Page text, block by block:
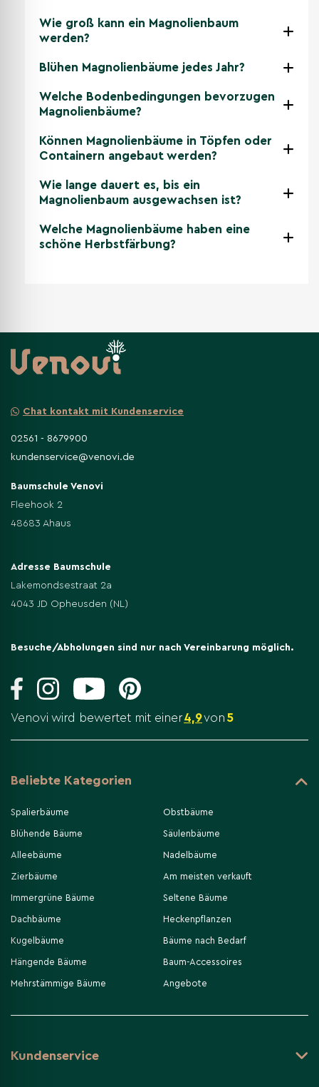
Wie groß kann ein Magnolienbaum
werden?
Blühen Magnolienbäume jedes Jahr?
Welche Bodenbedingungen bevorzugen
Magnolienbäume?
Können Magnolienbäume in Töpfen oder
Containern angebaut werden?
Wie lange dauert es, bis ein
Magnolienbaum ausgewachsen ist?
Welche Magnolienbäume haben eine
schöne Herbstfärbung?
Chat kontakt mit Kundenservice
02561 - 8679900
kundenservice@venovi.de
Baumschule Venovi
Fleehook 2
48683 Ahaus
Adresse Baumschule
Lakemondsestraat 2a
4043 JD Opheusden (NL)
Besuche/Abholungen sind nur nach Vereinbarung möglich.
Venovi wird bewertet mit einer4,9von 5
Beliebte Kategorien
Spalierbäume
Blühende Bäume
Alleebäume
Zierbäume
Immergrüne Bäume
Dachbäume
Kugelbäume
Hängende Bäume
Mehrstämmige Bäume
Obstbäume
Säulenbäume
Nadelbäume
Am meisten verkauft
Seltene Bäume
Heckenpflanzen
Bäume nach Bedarf
Baum-Accessoires
Angebote
Kundenservice